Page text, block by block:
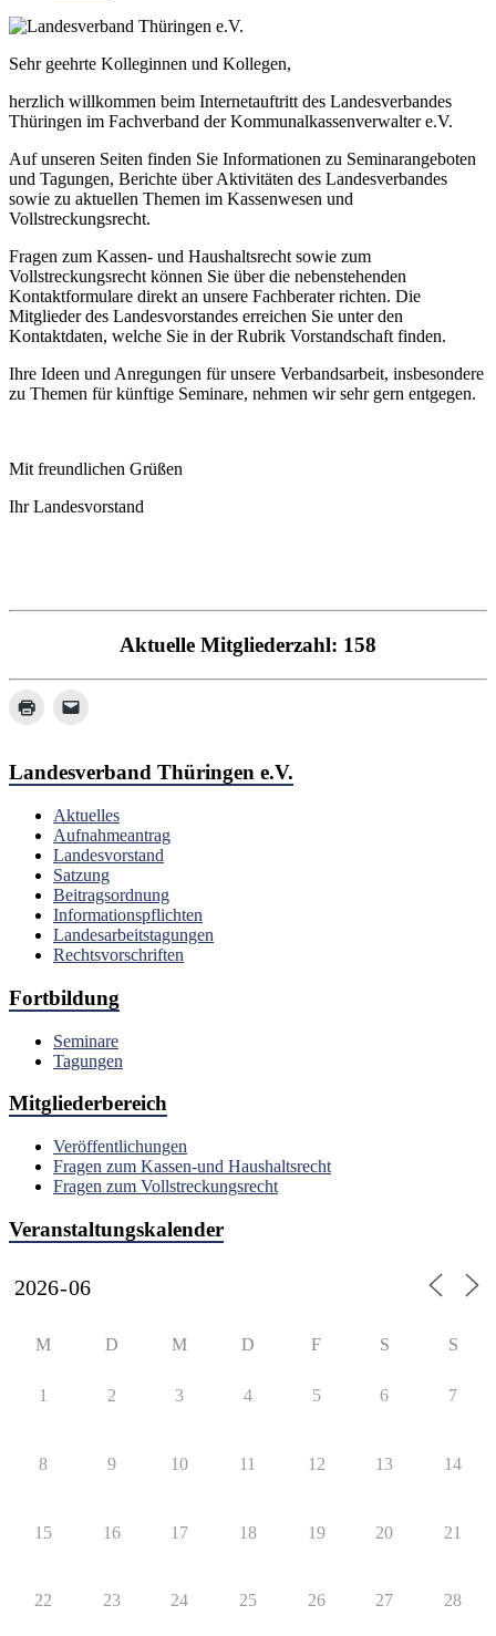
Sehr geehrte Kolleginnen und Kollegen,
herzlich willkommen beim Internetauftritt des Landesverbandes
Thüringen im Fachverband der Kommunalkassenverwalter e.V.
Auf unseren Seiten finden Sie Informationen zu Seminarangeboten
und Tagungen, Berichte über Aktivitäten des Landesverbandes
sowie zu aktuellen Themen im Kassenwesen und
Vollstreckungsrecht.
Fragen zum Kassen- und Haushaltsrecht sowie zum
Vollstreckungsrecht können Sie über die nebenstehenden
Kontaktformulare direkt an unsere Fachberater richten. Die
Mitglieder des Landesvorstandes erreichen Sie unter den
Kontaktdaten, welche Sie in der Rubrik Vorstandschaft finden.
Ihre Ideen und Anregungen für unsere Verbandsarbeit, insbesondere
zu Themen für künftige Seminare, nehmen wir sehr gern entgegen.
Mit freundlichen Grüßen
Ihr Landesvorstand
Aktuelle Mitgliederzahl: 158
Landesverband Thüringen e.V.
Aktuelles
Aufnahmeantrag
Landesvorstand
Satzung
Beitragsordnung
Informationspflichten
Landesarbeitstagungen
Rechtsvorschriften
Fortbildung
Seminare
Tagungen
Mitgliederbereich
Veröffentlichungen
Fragen zum Kassen-und Haushaltsrecht
Fragen zum Vollstreckungsrecht
Veranstaltungskalender
M D M D F S S
1 2 3 4 5 6 7
8 9 10 11 12 13 14
15 16 17 18 19 20 21
22 23 24 25 26 27 28